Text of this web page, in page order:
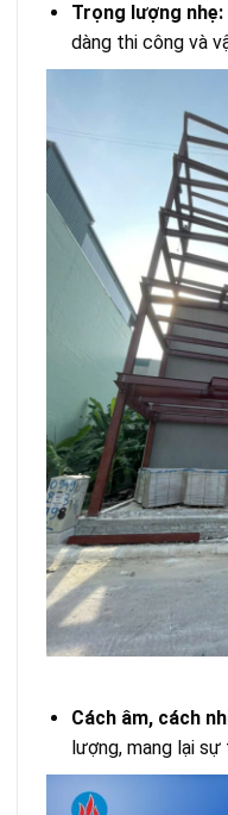
Trọng lượng nhẹ:
dàng thi công và
Cách âm, cách
lượng, mang lại